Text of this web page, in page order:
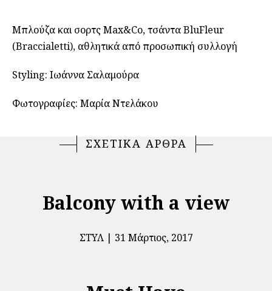
Μπλούζα και σορτς Max&Co, τσάντα BluFleur
(Braccialetti), αθλητικά από προσωπική συλλογή
Styling: Ιωάννα Σαλαμούρα
Φωτογραφίες: Μαρία Ντελάκου
ΣΧΕΤΙΚΑ ΑΡΘΡΑ
Balcony with a view
ΣΤΥΛ 31 Μάρτιος, 2017